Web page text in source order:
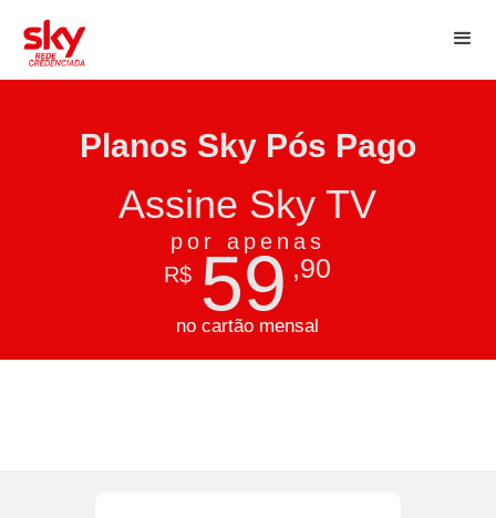
Planos Sky Pós Pago
Assine Sky TV
por apenas
R$ 59 ,90
no cartão mensal